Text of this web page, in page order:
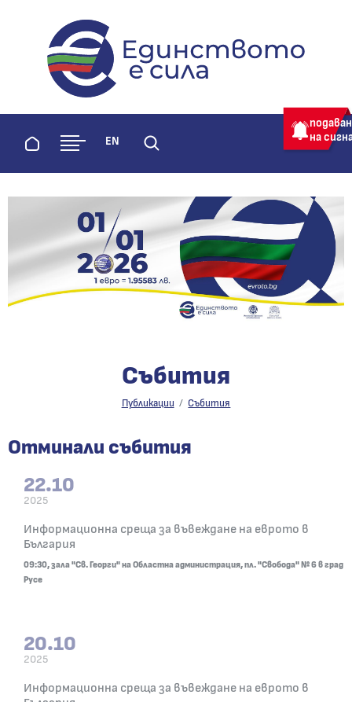
evroto.bgОфициална страница за приемане
Начало EN
на
Събития
Публикации Събития
Събития
Отминали събития
22.10
2025
22.10.2025
Информационна среща за въвеждане на еврото в
България09:30, зала "Св. Георги" на Областна
09:30, зала "Св. Георги" на Областна администрация, пл. "Свобода" № 6 в град
Русе
20.10
2025
20.10.2025
Информационна среща за въвеждане на еврото в